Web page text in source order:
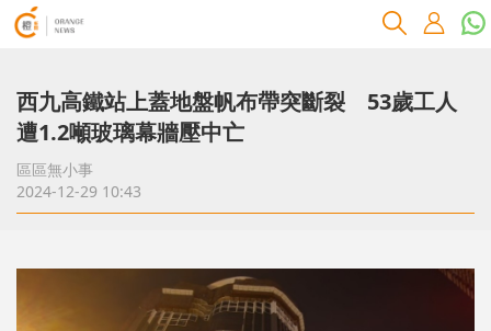
西九高鐵站上蓋地盤帆布帶突斷裂 53歲工人
遭1.2噸玻璃幕牆壓中亡
區區無小事
2024-12-29 10:43